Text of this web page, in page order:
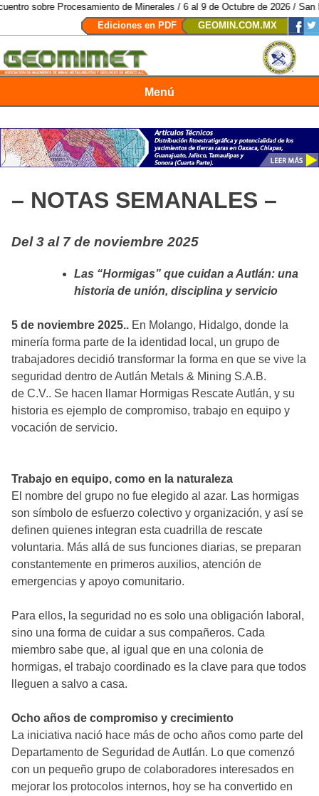
de Minerales / 6 al 9 de Octubre de 2026 / San Luis Potosí,
Ediciones en PDF
GEOMIN.COM.MX
Menú
– NOTAS SEMANALES –
Del 3 al 7 de noviembre 2025
Las “Hormigas” que cuidan a Autlán: una
historia de unión, disciplina y servicio
5 de noviembre 2025.. En Molango, Hidalgo, donde la
minería forma parte de la identidad local, un grupo de
trabajadores decidió transformar la forma en que se vive la
seguridad dentro de Autlán Metals & Mining S.A.B.
de C.V.. Se hacen llamar Hormigas Rescate Autlán, y su
historia es ejemplo de compromiso, trabajo en equipo y
vocación de servicio.
Trabajo en equipo, como en la naturaleza
El nombre del grupo no fue elegido al azar. Las hormigas
son símbolo de esfuerzo colectivo y organización, y así se
definen quienes integran esta cuadrilla de rescate
voluntaria. Más allá de sus funciones diarias, se preparan
constantemente en primeros auxilios, atención de
emergencias y apoyo comunitario.
Para ellos, la seguridad no es solo una obligación laboral,
sino una forma de cuidar a sus compañeros. Cada
miembro sabe que, al igual que en una colonia de
hormigas, el trabajo coordinado es la clave para que todos
lleguen a salvo a casa.
Ocho años de compromiso y crecimiento
La iniciativa nació hace más de ocho años como parte del
Departamento de Seguridad de Autlán. Lo que comenzó
con un pequeño grupo de colaboradores interesados en
mejorar los protocolos internos, hoy se ha convertido en